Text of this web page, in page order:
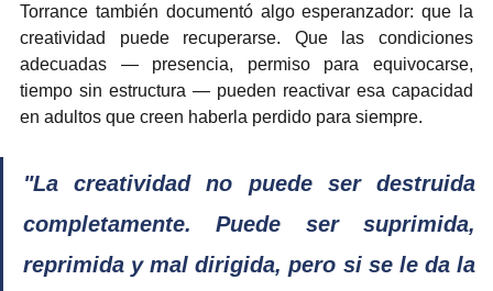
Torrance también documentó algo esperanzador: que la
creatividad puede recuperarse. Que las condiciones
adecuadas — presencia, permiso para equivocarse,
tiempo sin estructura — pueden reactivar esa capacidad
en adultos que creen haberla perdido para siempre.
"La creatividad no puede ser destruida
completamente. Puede ser suprimida,
reprimida y mal dirigida, pero si se le da la